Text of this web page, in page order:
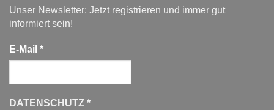
Unser Newsletter: Jetzt registrieren und immer gut
informiert sein!
E-Mail *
DATENSCHUTZ *